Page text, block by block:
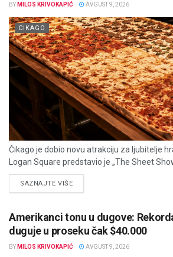
BY MILOS KRIVOKAPIĆ AVGUST 9, 2026
CIKAGO
Čikago je dobio novu atrakciju za ljubitelje
Logan Square predstavio je „The Sheet
SAZNAJTE VIŠEDETAILS
Amerikanci tonu u dugove:
duguje u proseku čak $40.000
BY MILOS KRIVOKAPIĆ AVGUST 9, 2026